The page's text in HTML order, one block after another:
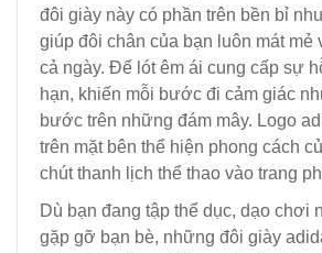
đôi giày này có phần trên bền bỉ
giúp đôi chân của bạn luôn mát mẻ
cả ngày. Đế lót êm ái cung cấp sự
hạn, khiến mỗi bước đi cảm giác
bước trên những đám mây. Logo
trên mặt bên thể hiện phong cách
chút thanh lịch thể thao vào trang
Dù bạn đang tập thể dục, dạo chơi
gặp gỡ bạn bè, những đôi giày